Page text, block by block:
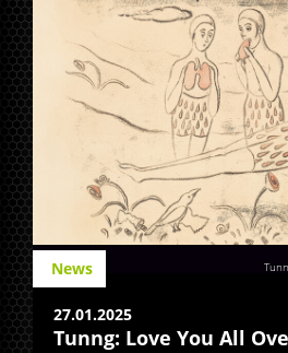
News
27.01.2025
Tunng: Love You All